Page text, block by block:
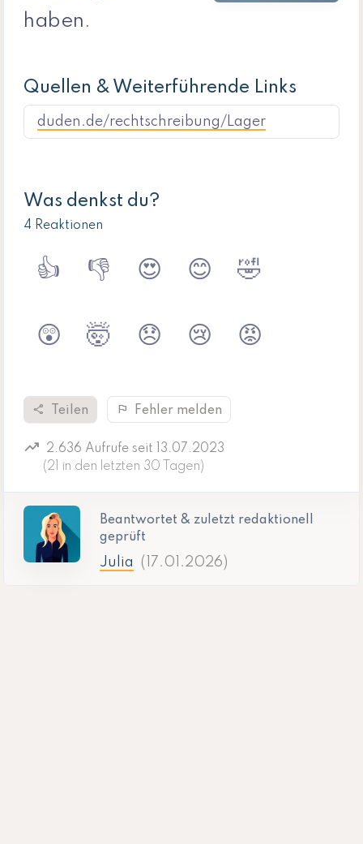
haben.
Quellen & Weiterführende Links
duden.de/rechtschreibung/Lager
Was denkst du?
4 Reaktionen
👍 👎 😍 😊 🤣
😲 🤯 😞 😢 😡
share Teilen flag Fehler melden
trending_up
2.636 Aufrufe seit 13.07.2023
(21 in den letzten 30 Tagen)
Beantwortet & zuletzt redaktionell
geprüft
Julia (17.01.2026)